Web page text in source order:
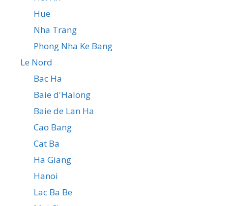
Hue
Nha Trang
Phong Nha Ke Bang
Le Nord
Bac Ha
Baie d'Halong
Baie de Lan Ha
Cao Bang
Cat Ba
Ha Giang
Hanoi
Lac Ba Be